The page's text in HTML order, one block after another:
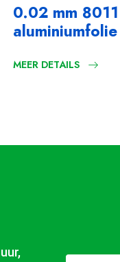
0.02 mm
aluminiumfolie
MEER DETAILS